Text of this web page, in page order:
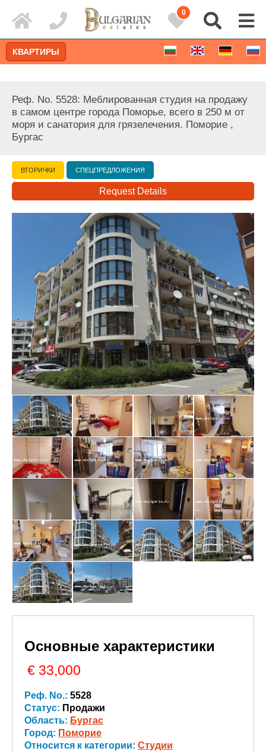
0
Расширенный поиск
КВАРТИРЫ
Реф. No. 5528: Меблированная студия на продажу
в самом центре города Поморье, всего в 250 м от
моря и санатория для грязелечения. Поморие ,
Бургас
ВТОРИЧКИ СПЕЦПРЕДЛОЖЕНИЯ
Request Details
Основные характеристики
€ 33,000
Реф. No.: 5528
Статус: Продажи
Область: Бургас
Город: Поморие
Относится к категории: Студии